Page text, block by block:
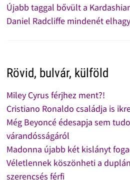
Újabb taggal bővült a
Daniel Radcliffe mindenét
Rövid, bulvár, külföld
Miley Cyrus férjhez ment?!
Cristiano Ronaldo családja is
Még Beyoncé édesapja sem
várandósságáról
Madonna újabb két kislányt
Véletlennek köszönheti a
szerencsés férfi